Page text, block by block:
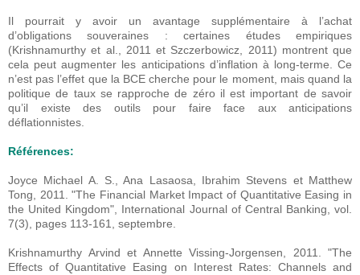
Il pourrait y avoir un avantage supplémentaire à l’achat
d’obligations souveraines : certaines études empiriques
(Krishnamurthy et al., 2011 et Szczerbowicz, 2011) montrent que
cela peut augmenter les anticipations d’inflation à long-terme. Ce
n’est pas l’effet que la BCE cherche pour le moment, mais quand la
politique de taux se rapproche de zéro il est important de savoir
qu’il existe des outils pour faire face aux anticipations
déflationnistes.
Références:
Joyce Michael A. S., Ana Lasaosa, Ibrahim Stevens et Matthew
Tong, 2011. "The Financial Market Impact of Quantitative Easing in
the United Kingdom", International Journal of Central Banking, vol.
7(3), pages 113-161, septembre.
Krishnamurthy Arvind et Annette Vissing-Jorgensen, 2011. "The
Effects of Quantitative Easing on Interest Rates: Channels and